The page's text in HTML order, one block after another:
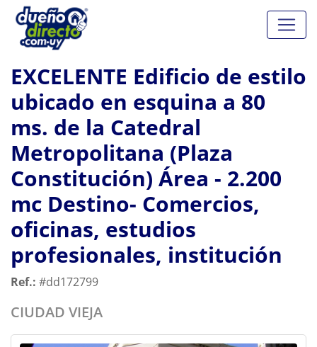
EXCELENTE Edificio de estilo
ubicado en esquina a 80
ms. de la Catedral
Metropolitana (Plaza
Constitución) Área - 2.200
mc Destino- Comercios,
oficinas, estudios
profesionales, institución
Ref.: #dd172799
CIUDAD VIEJA